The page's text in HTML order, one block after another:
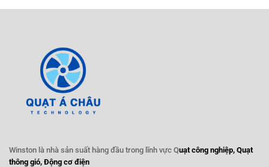
Winston là nhà sản suất hàng đầu trong lĩnh vực Quạt công nghiệp, Quạt
thông gió, Động cơ điện